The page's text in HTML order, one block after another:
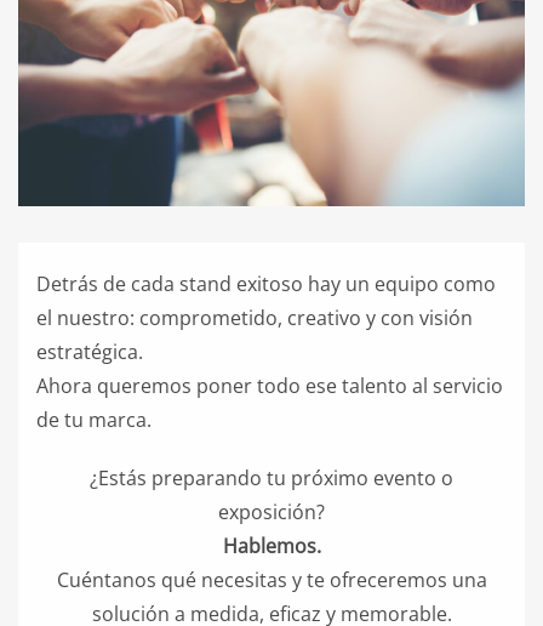
Detrás de cada stand exitoso hay un equipo como
el nuestro: comprometido, creativo y con visión
estratégica.
Ahora queremos poner todo ese talento al servicio
de tu marca.
¿Estás preparando tu próximo evento o
exposición?
Hablemos.
Cuéntanos qué necesitas y te ofreceremos una
solución a medida, eficaz y memorable.